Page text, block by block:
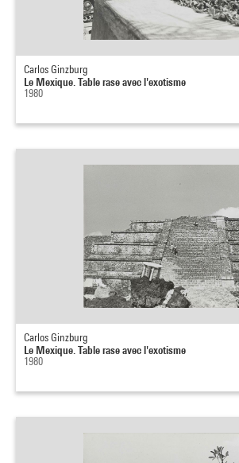
Carlos Ginzburg
Le Mexique. Table rase avec l'exotisme
1980
Carlos Ginzburg
Le Mexique. Table rase avec l'exotisme
1980